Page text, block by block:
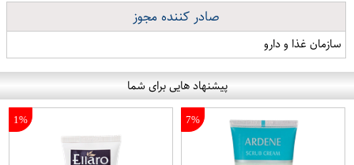
صادر کننده مجوز
سازمان غذا و دارو
پیشنهاد هایی برای شما
7%
1%